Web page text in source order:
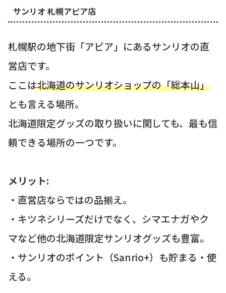
サンリオ 札幌アピア店
札幌駅の地下街「アピア」にあるサンリオの直
営店です。
ここは北海道のサンリオショップの「総本山」
とも言える場所。
北海道限定グッズの取り扱いに関しても、最も信
頼できる場所の一つです。
メリット:
・直営店ならではの品揃え。
・キツネシリーズだけでなく、シマエナガやク
マなど他の北海道限定サンリオグッズも豊富。
・サンリオのポイント（Sanrio+）も貯まる・使
える。